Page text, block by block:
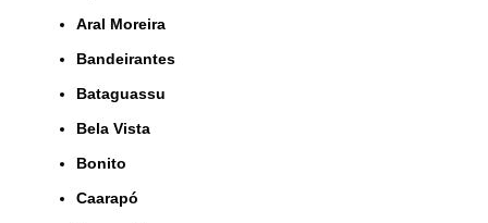
Aral Moreira
Bandeirantes
Bataguassu
Bela Vista
Bonito
Caarapó